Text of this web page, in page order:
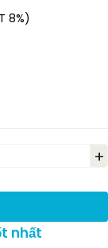
8%)
+
nhất